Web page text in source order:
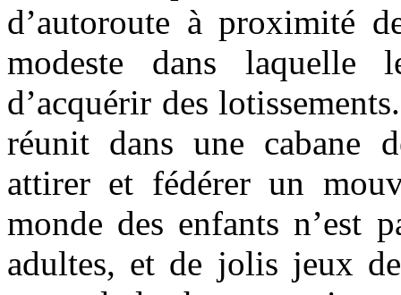
d’autoroute à proximité
modeste dans laquelle
d’acquérir des
réunit dans une cabane
attirer et fédérer un
monde des enfants n’est
adultes, et de jolis jeux